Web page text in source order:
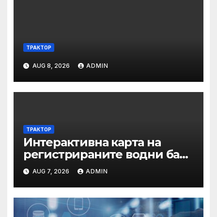
ТРАКТОР
AUG 8, 2026 ADMIN
ТРАКТОР
Интерактивна карта на
регистрираните водни бази
по Черноморието за летния
сезон на 2026 г.
AUG 7, 2026 ADMIN